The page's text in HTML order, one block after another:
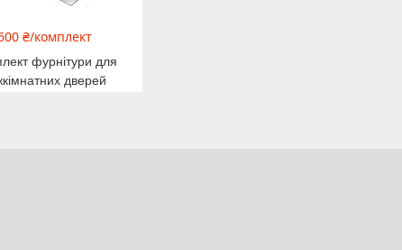
₴/комплект
фурнітури для
дверей